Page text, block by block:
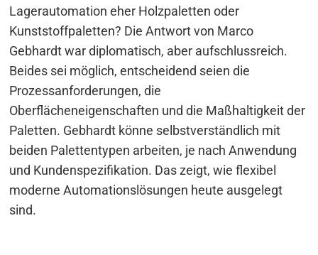
Lagerautomation eher Holzpaletten oder
Kunststoffpaletten? Die Antwort von Marco
Gebhardt war diplomatisch, aber aufschlussreich.
Beides sei möglich, entscheidend seien die
Prozessanforderungen, die
Oberflächeneigenschaften und die Maßhaltigkeit der
Paletten. Gebhardt könne selbstverständlich mit
beiden Palettentypen arbeiten, je nach Anwendung
und Kundenspezifikation. Das zeigt, wie flexibel
moderne Automationslösungen heute ausgelegt
sind.